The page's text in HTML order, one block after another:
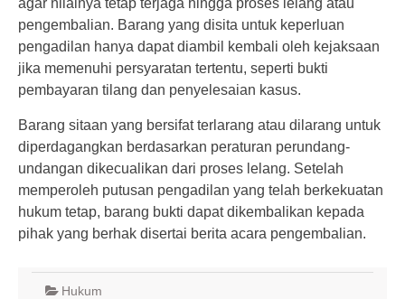
agar nilainya tetap terjaga hingga proses lelang atau
pengembalian. Barang yang disita untuk keperluan
pengadilan hanya dapat diambil kembali oleh kejaksaan
jika memenuhi persyaratan tertentu, seperti bukti
pembayaran tilang dan penyelesaian kasus.
Barang sitaan yang bersifat terlarang atau dilarang untuk
diperdagangkan berdasarkan peraturan perundang-
undangan dikecualikan dari proses lelang. Setelah
memperoleh putusan pengadilan yang telah berkekuatan
hukum tetap, barang bukti dapat dikembalikan kepada
pihak yang berhak disertai berita acara pengembalian.
Hukum